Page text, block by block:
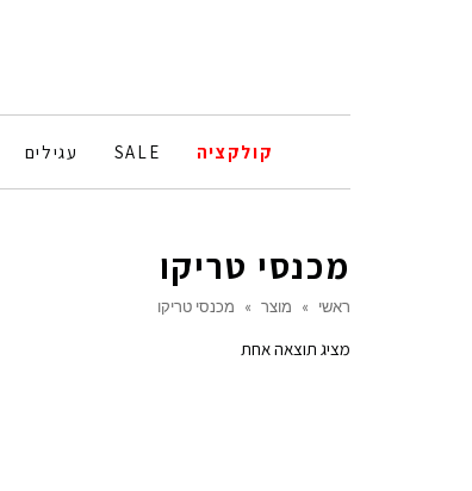
קולקציה SALE עגילים
מכנסי טריקו
ראשי » מוצר » מכנסי טריקו
מציג תוצאה אחת